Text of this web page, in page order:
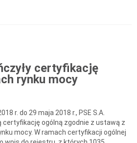
certyfikację
rynku mocy
r. do 29 maja 2018 r., PSE S.A.
certyfikację ogólną zgodnie z ustawą z
mocy. W ramach certyfikacji ogólnej